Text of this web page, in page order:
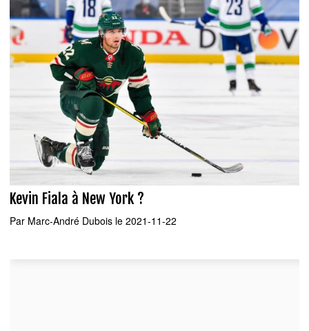
Kevin Fiala à New York ?
Par Marc-André Dubois le 2021-11-22